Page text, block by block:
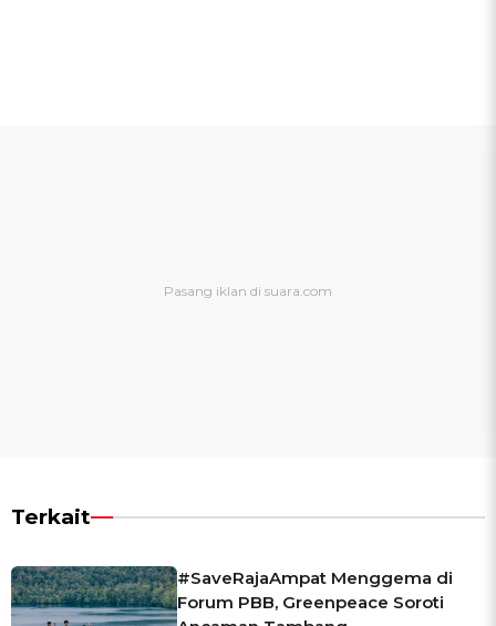
Terkait
#SaveRajaAmpat Menggema di
Forum PBB, Greenpeace Soroti